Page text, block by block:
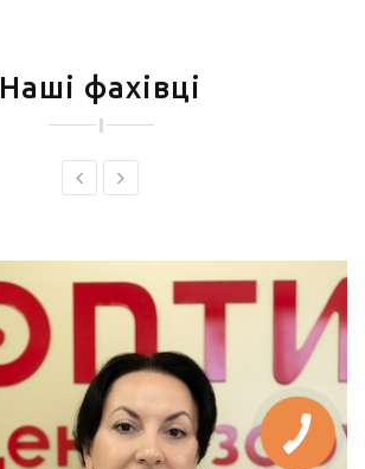
Наші фахівці